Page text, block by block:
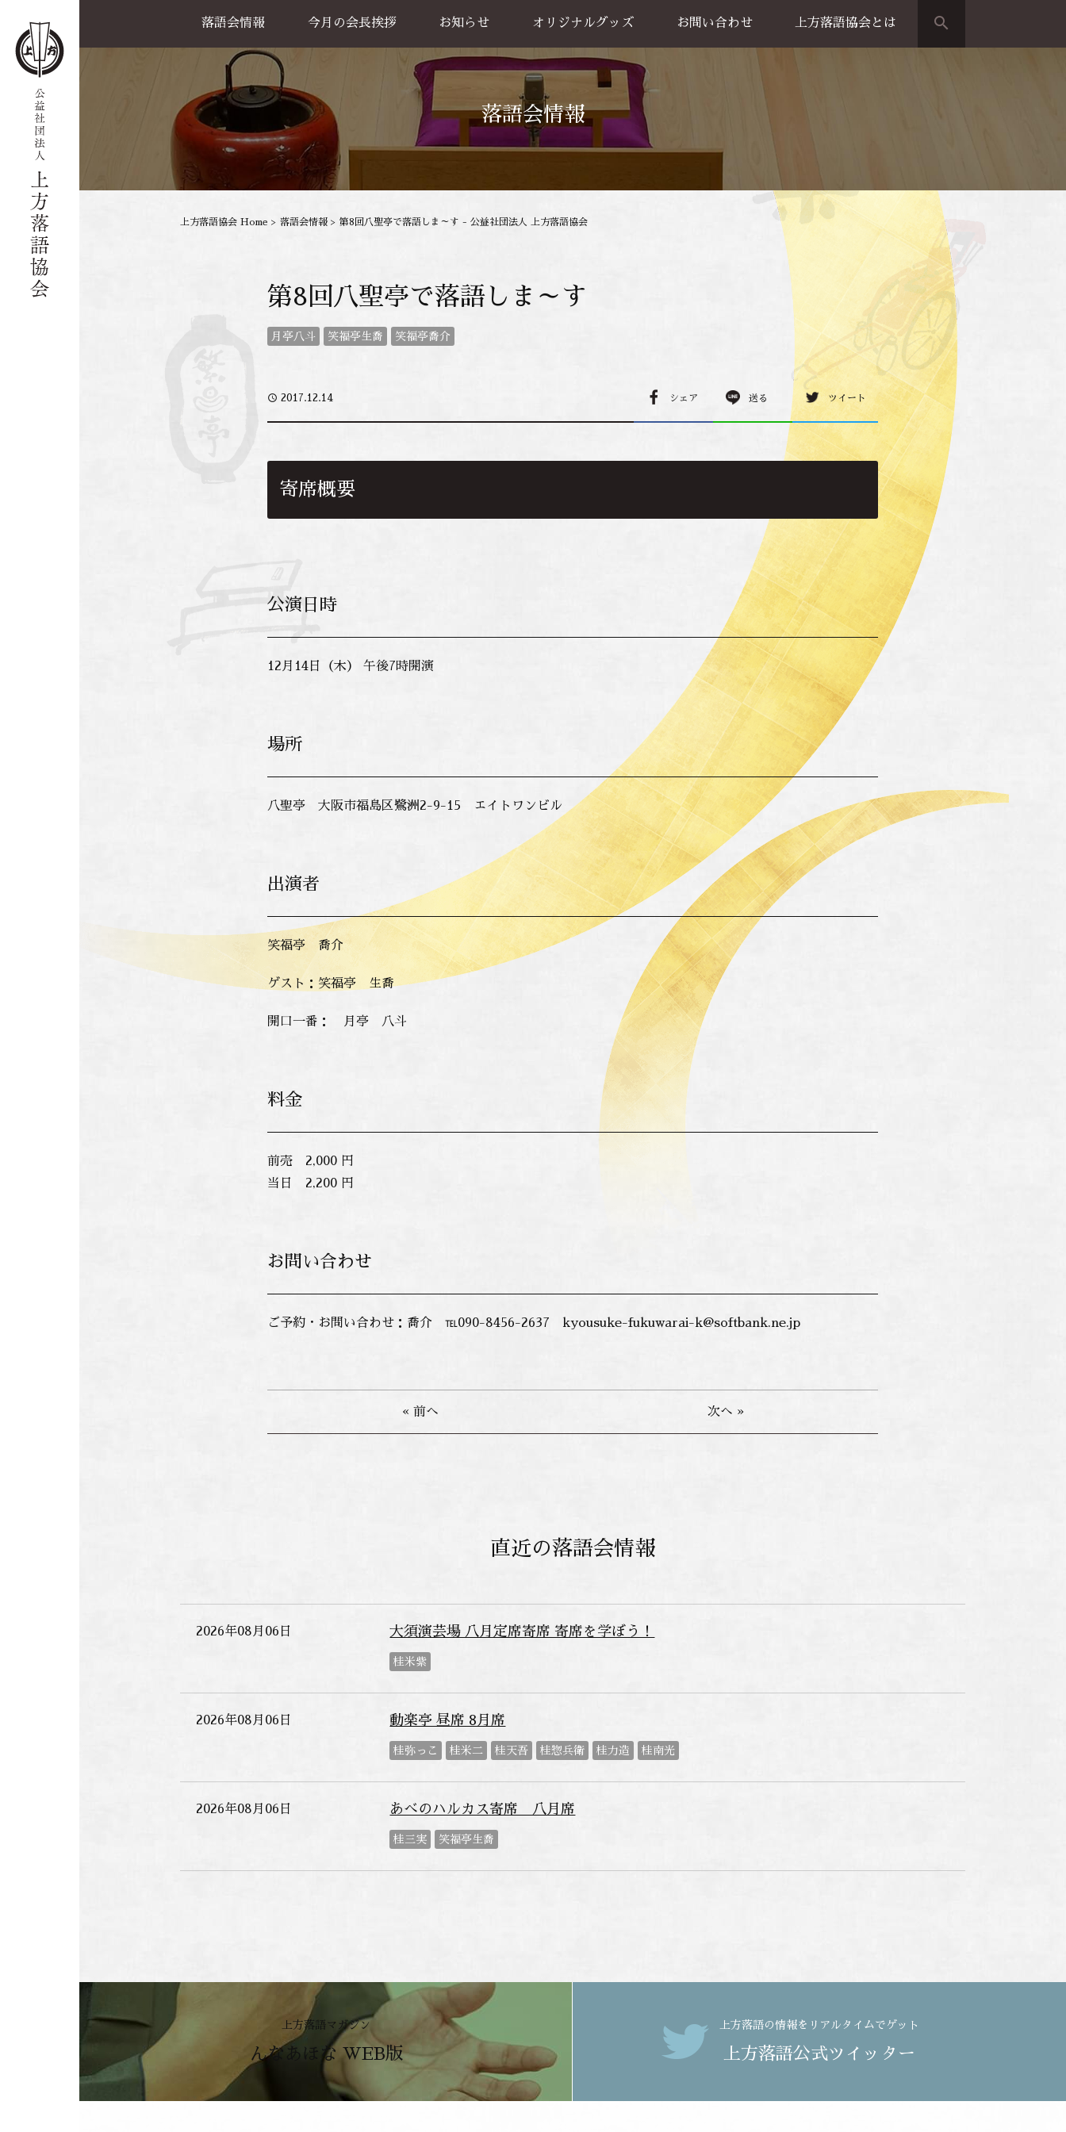
落語会情報
公演一覧
天満天神繁昌亭
喜楽館
島之内寄席
協力事業
今月の会長挨拶 お知らせ オリジナルグッズ
グッズ販売
お買い物方法
お問い合わせ 上方落語協会とは search
落語会情報
上方落語協会 Home > 落語会情報 > 第8回八聖亭で落語しま～す - 公益社団法人 上方落語協会
第8回八聖亭で落語しま～す
月亭八斗 笑福亭生喬 笑福亭喬介
access_time 2017.12.14 シェア 送る ツイート
寄席概要
公演日時
12月14日（木） 午後7時開演
場所
八聖亭 大阪市福島区鷺洲2-9-15 エイトワンビル
出演者
笑福亭 喬介
ゲスト：笑福亭 生喬
開口一番： 月亭 八斗
料金
前売 2,000 円
当日 2,200 円
お問い合わせ
ご予約・お問い合わせ：喬介 ℡090-8456-2637 kyousuke-fukuwarai-k@softbank.ne.jp
« 前へ 次へ »
直近の落語会情報
2026年08月06日 大須演芸場 八月定席寄席 寄席を学ぼう！
桂米紫
2026年08月06日 動楽亭 昼席 8月席
桂弥っこ 桂米二 桂天吾 桂惣兵衛 桂力造 桂南光
2026年08月06日 あべのハルカス寄席 八月席
桂三実 笑福亭生喬
上方落語マガジン
んなあほな WEB版
上方落語の情報をリアルタイムでゲット
上方落語公式ツイッター